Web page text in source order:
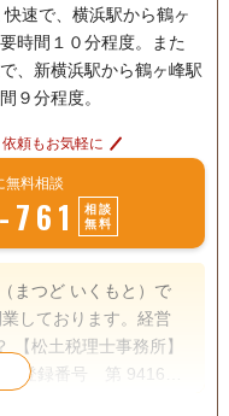
速で、横浜駅から鶴ヶ
時間１０分程度。また
、新横浜駅から鶴ヶ峰駅
９分程度。
頼もお気軽に
無料相談
相談
無料
まつど いくもと）で
しております。経営
(登録番号 第 94165